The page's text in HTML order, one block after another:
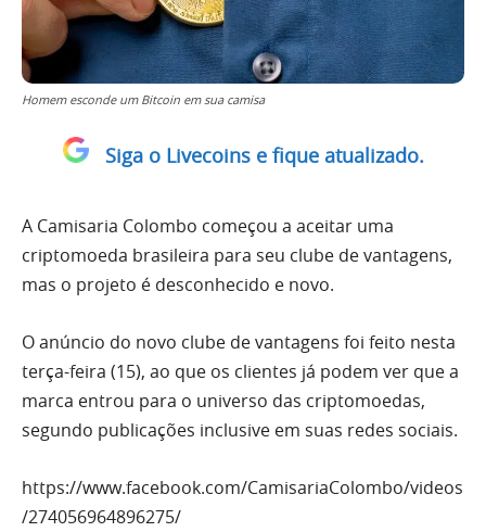
Homem esconde um Bitcoin em sua camisa
Siga o Livecoins e fique atualizado.
A Camisaria Colombo começou a aceitar uma
criptomoeda brasileira para seu clube de vantagens,
mas o projeto é desconhecido e novo.
O anúncio do novo clube de vantagens foi feito nesta
terça-feira (15), ao que os clientes já podem ver que a
marca entrou para o universo das criptomoedas,
segundo publicações inclusive em suas redes sociais.
https://www.facebook.com/CamisariaColombo/videos
/274056964896275/